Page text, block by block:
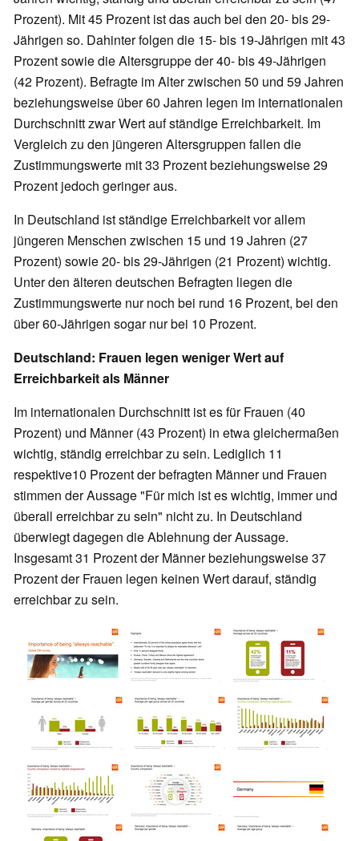
Prozent). Mit 45 Prozent ist das auch bei den 20- bis 29-
Jährigen so. Dahinter folgen die 15- bis 19-Jährigen mit 43
Prozent sowie die Altersgruppe der 40- bis 49-Jährigen
(42 Prozent). Befragte im Alter zwischen 50 und 59 Jahren
beziehungsweise über 60 Jahren legen im internationalen
Durchschnitt zwar Wert auf ständige Erreichbarkeit. Im
Vergleich zu den jüngeren Altersgruppen fallen die
Zustimmungswerte mit 33 Prozent beziehungsweise 29
Prozent jedoch geringer aus.
In Deutschland ist ständige Erreichbarkeit vor allem
jüngeren Menschen zwischen 15 und 19 Jahren (27
Prozent) sowie 20- bis 29-Jährigen (21 Prozent) wichtig.
Unter den älteren deutschen Befragten liegen die
Zustimmungswerte nur noch bei rund 16 Prozent, bei den
über 60-Jährigen sogar nur bei 10 Prozent.
Deutschland: Frauen legen weniger Wert auf
Erreichbarkeit als Männer
Im internationalen Durchschnitt ist es für Frauen (40
Prozent) und Männer (43 Prozent) in etwa gleichermaßen
wichtig, ständig erreichbar zu sein. Lediglich 11
respektive10 Prozent der befragten Männer und Frauen
stimmen der Aussage "Für mich ist es wichtig, immer und
überall erreichbar zu sein" nicht zu. In Deutschland
überwiegt dagegen die Ablehnung der Aussage.
Insgesamt 31 Prozent der Männer beziehungsweise 37
Prozent der Frauen legen keinen Wert darauf, ständig
erreichbar zu sein.